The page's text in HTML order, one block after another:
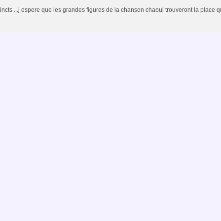
...j espere que les grandes figures de la chanson chaoui trouveront la place